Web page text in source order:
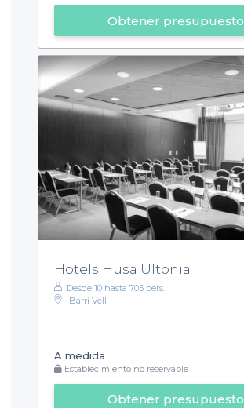
Obtener presupuesto
Hotels Husa Ultonia
Desde 10 hasta 705 pers.
Barri Vell
A medida
Establecimiento no reservable
Obtener presupuesto